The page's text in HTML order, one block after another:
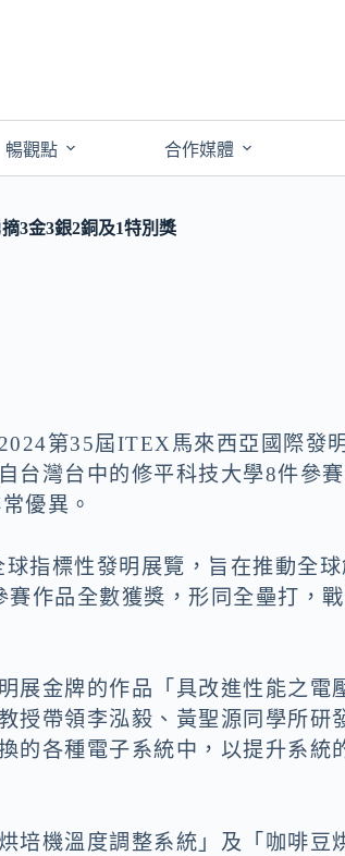
暢觀點 合作媒體
3金3銀2銅及1特別獎
第35屆ITEX馬來西亞國際發
台灣台中的修平科技大學8件參
優異。
指標性發明展覽，旨在推動全
作品全數獲獎，形同全壘打，
展金牌的作品「具改進性能之電
授帶領李泓毅、黃聖源同學所研
的各種電子系統中，以提升系統
培機溫度調整系統」及「咖啡豆